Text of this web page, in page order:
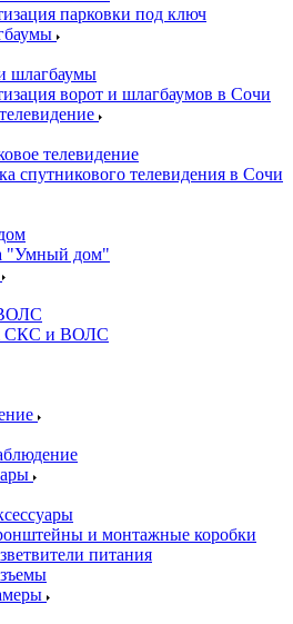
парковки под ключ
шлагбаумы
ворот и шлагбаумов в Сочи
телевидение
спутникового телевидения в Сочи
"Умный дом"
СКС и ВОЛС
и монтажные коробки
питания